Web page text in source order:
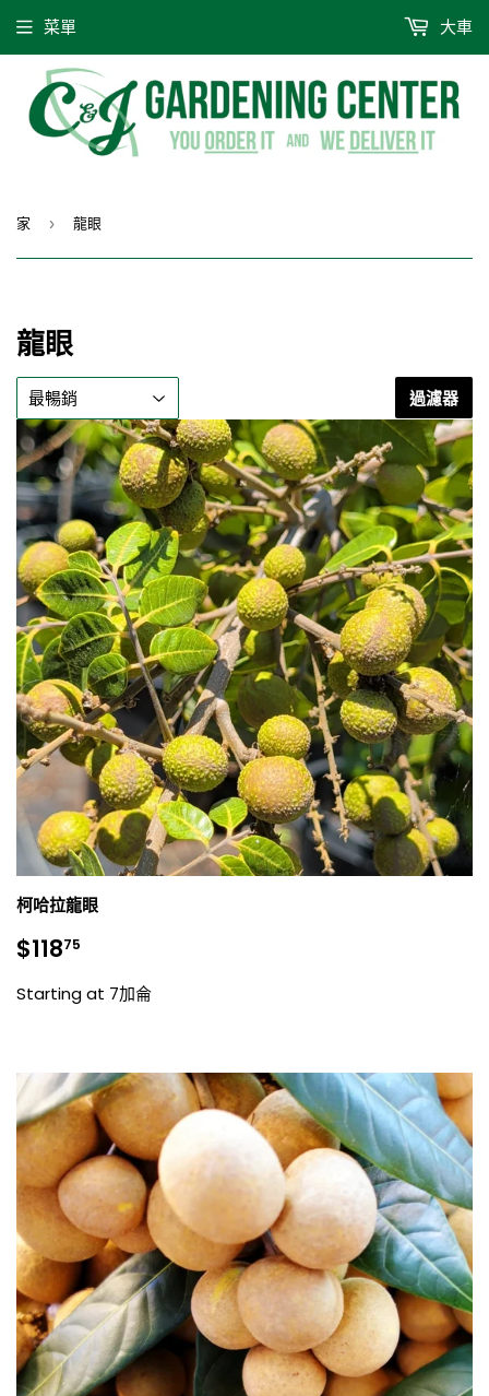
菜單 大車
家 › 龍眼
龍眼
過濾器
柯哈拉龍眼
銷
售
價
$11875
Starting at 7加侖